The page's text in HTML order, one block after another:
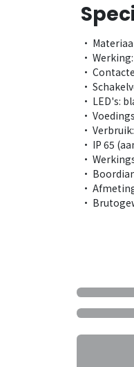
•
•
•
•
• LED's:
•
•
• IP 65
•
•
•
•